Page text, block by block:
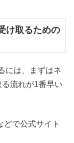
け取るための
には、まずはネ
流れが1番早い
どで公式サイト